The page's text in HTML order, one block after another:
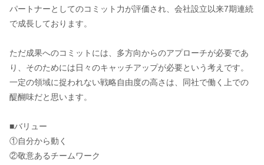
パートナーとしてのコミット力が評価され、会社設立以来7期連続
で成長しております。
ただ成果へのコミットには、多方向からのアプローチが必要であ
り、そのためには日々のキャッチアップが必要という考えです。
一定の領域に捉われない戦略自由度の高さは、同社で働く上での
醍醐味だと思います。
■バリュー
①自分から動く
②敬意あるチームワーク